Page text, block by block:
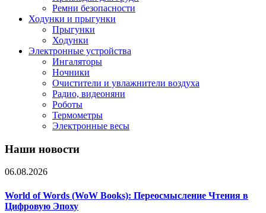
Ремни безопасности
Ходунки и прыгунки
Прыгунки
Ходунки
Электронные устройства
Ингаляторы
Ночники
Очистители и увлажнители воздуха
Радио, видеоняни
Роботы
Термометры
Электронные весы
Наши новости
06.08.2026
World of Words (WoW Books): Переосмысление Чтения в
Цифровую Эпоху